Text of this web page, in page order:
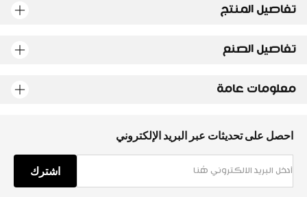
تفاصيل المنتج
تفاصيل الصنع
معلومات عامة
احصل على تحديثات عبر البريد الإلكتروني
اشترك